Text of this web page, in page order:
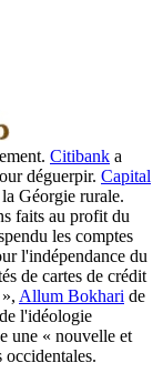
Citibank a
déguerpir. Capital
Géorgie rurale.
faits au profit du
les comptes
l'indépendance du
de cartes de crédit
Allum Bokhari de
l'idéologie
une « nouvelle et
occidentales.